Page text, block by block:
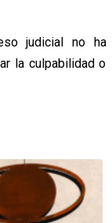
judicial no ha
la culpabilidad o